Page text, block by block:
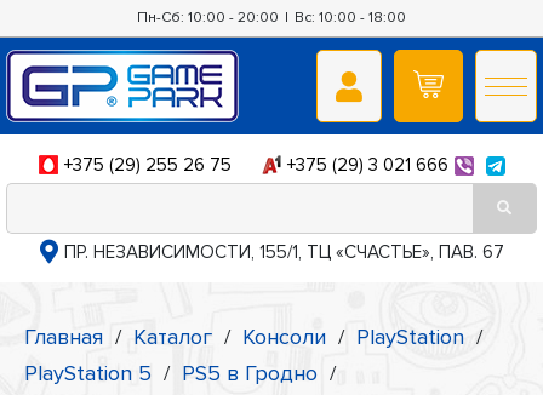
Пн-Сб: 10:00 - 20:00 | Вс: 10:00 - 18:00
+375 (29) 255 26 75 +375 (29) 3 021 666
ПР. НЕЗАВИСИМОСТИ, 155/1, ТЦ «СЧАСТЬЕ», ПАВ. 67
Главная / Каталог / Консоли / PlayStation /
PlayStation 5 / PS5 в Гродно /